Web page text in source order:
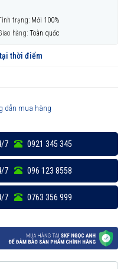
trạng: Mới 100%
hàng: Toàn quốc
thời điểm
dẫn mua hàng
7 0921 345 345
7 096 123 8558
7 0763 356 999